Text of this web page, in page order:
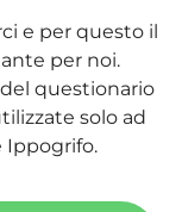
e per questo il
per noi.
questionario
solo ad
Ippogrifo.